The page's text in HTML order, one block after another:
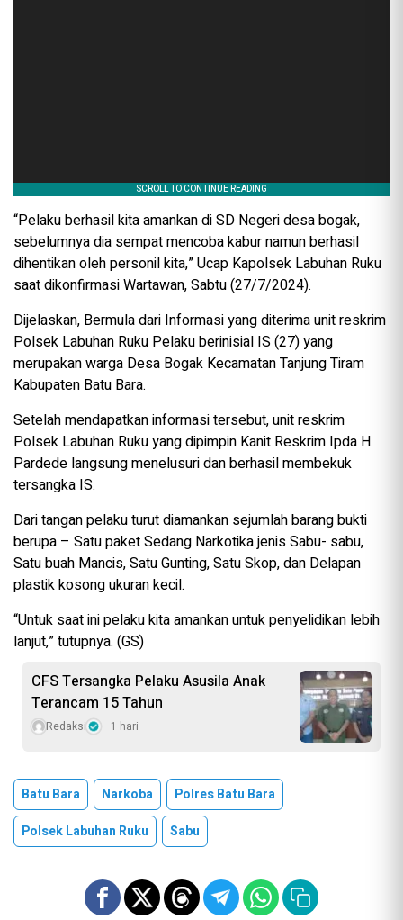
“Pelaku berhasil kita amankan di SD Negeri desa bogak,
sebelumnya dia sempat mencoba kabur namun berhasil
dihentikan oleh personil kita,” Ucap Kapolsek Labuhan Ruku
saat dikonfirmasi Wartawan, Sabtu (27/7/2024).
Dijelaskan, Bermula dari Informasi yang diterima unit reskrim
Polsek Labuhan Ruku Pelaku berinisial IS (27) yang
merupakan warga Desa Bogak Kecamatan Tanjung Tiram
Kabupaten Batu Bara.
Setelah mendapatkan informasi tersebut, unit reskrim
Polsek Labuhan Ruku yang dipimpin Kanit Reskrim Ipda H.
Pardede langsung menelusuri dan berhasil membekuk
tersangka IS.
Dari tangan pelaku turut diamankan sejumlah barang bukti
berupa – Satu paket Sedang Narkotika jenis Sabu- sabu,
Satu buah Mancis, Satu Gunting, Satu Skop, dan Delapan
plastik kosong ukuran kecil.
“Untuk saat ini pelaku kita amankan untuk penyelidikan lebih
lanjut,” tutupnya. (GS)
CFS Tersangka Pelaku Asusila Anak
Terancam 15 Tahun
Redaksi 1 hari
Batu Bara Narkoba
Polres Batu Bara
Polsek Labuhan Ruku
Sabu